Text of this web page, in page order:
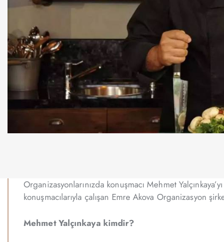
Organizasyonlarınızda konuşmacı Mehmet
konuşmacılarıyla çalışan Emre Akova Organizasyon
Mehmet Yalçınkaya kimdir?